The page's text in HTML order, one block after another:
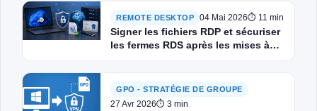
REMOTE DESKTOP 04 Mai 2026⏱ 11 min
Signer les fichiers RDP et sécuriser
les fermes RDS après les mises à
GPO - STRATÉGIE DE GROUPE
27 Avr 2026⏱ 3 min